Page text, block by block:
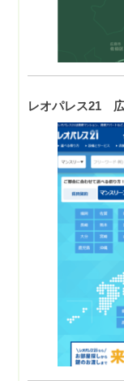
レオパレス21